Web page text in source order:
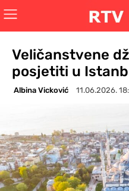
Veličanstvene
posjetiti u
Albina Vicković 11.06.2026.